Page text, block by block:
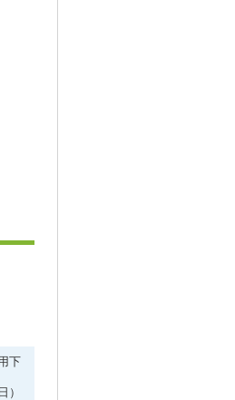
下
）